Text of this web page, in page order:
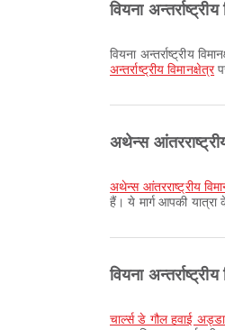
वियना
वियना अन्तर्राष्ट्रीय
अन्तर्राष्ट्रीय विमानक्षेत्र
अथेन्स
अथेन्स आंतरराष्ट्रीय
हैं। ये मार्ग आपकी
वियना
चार्ल्स डे गौल हवाई